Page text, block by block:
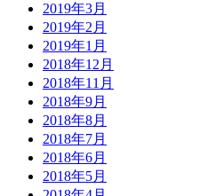
2019年3月
2019年2月
2019年1月
2018年12月
2018年11月
2018年9月
2018年8月
2018年7月
2018年6月
2018年5月